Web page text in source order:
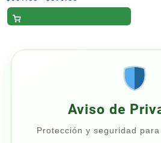
de
$501.50
Aviso de
Protección y seguridad